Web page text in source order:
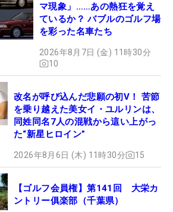
マ現象」……あの熱狂を覚え
ているか？ バブルのゴルフ場
を彩った名車たち
2026年8月7日 (金) 11時30分
10
改名が呼び込んだ悲願の初V！ 苦節
を乗り越えた美女イ・ユルリンは、
同姓同名7人の混戦から這い上がっ
た“新星ヒロイン”
2026年8月6日 (木) 11時30分 15
【ゴルフ会員権】第141回 大栄カ
ントリー俱楽部（千葉県）